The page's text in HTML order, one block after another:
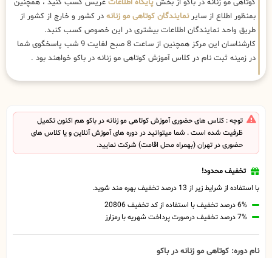
کوتاهی مو زنانه در باکو از بخش پایگاه اطلاعات عریس کسب کنید ، همچنین
بمنظور اطلاع از سایرنمایندگان کوتاهی مو زنانه در کشور و خارج از کشور از
طریق واحد نمایندگان اطلاعات بیشتری در این خصوص کسب کنبد.
کارشناسان این مرکز همچنین از ساعت 8 صبح لغایت 9 شب پاسخگوی شما
در زمینه ثبت نام در کلاس آموزش کوتاهی مو زنانه در باکو خواهند بود .
توجه : کلاس های حضوری آموزش کوتاهی مو زنانه در باکو هم اکنون تکمیل
ظرفیت شده است . شما میتوانید در دوره های آموزش آنلاین و یا کلاس های
حضوری در تهران (بهمراه محل اقامت) شرکت نمایید.
تخفیف محدود!
با استفاده از شرایط زیر از 13 درصد تخفیف بهره مند شوید.
6% درصد تخفیف با استفاده از کد تخفیف 20806
7% درصد تخفیف درصورت پرداخت شهریه با رمزارز
نام دوره: کوتاهی مو زنانه در باکو